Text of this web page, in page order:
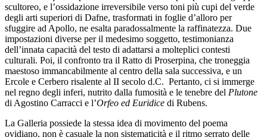
scultoreo, e l’ossidazione irreversibile verso toni più cupi del verde
degli arti superiori di Dafne, trasformati in foglie d’alloro per
sfuggire ad Apollo, ne esalta paradossalmente la raffinatezza. Due
impostazioni diverse per il medesimo soggetto, testimonianza
dell’innata capacità del testo di adattarsi a molteplici contesti
culturali. Poi, il confronto tra il Ratto di Proserpina, che troneggia
maestoso immancabilmente al centro della sala successiva, e un
Ercole e Cerbero risalente al II secolo d.C. Pertanto, ci si immerge
nel regno degli inferi, nutrito dalla fumosità e le tenebre del Plutone
di Agostino Carracci e l’Orfeo ed Euridice di Rubens.
La Galleria possiede la stessa idea di movimento del poema
ovidiano, non è casuale la non sistematicità e il ritmo serrato delle